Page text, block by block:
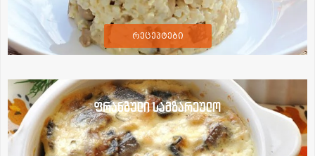
რეცეპტები
ფრანგული სამზარეულო